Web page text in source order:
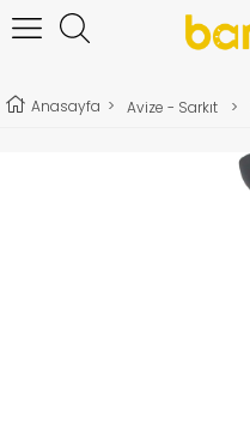
Anasayfa > Avize - Sarkıt >